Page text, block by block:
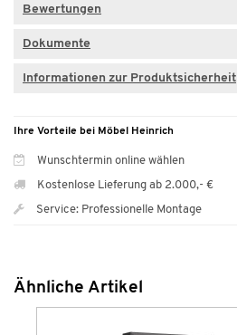
Bewertungen
Dokumente
Informationen zur Produktsicherheit
Ihre Vorteile bei Möbel Heinrich
Wunschtermin online wählen
Kostenlose Lieferung ab 2.000,- €
Service: Professionelle Montage
Ähnliche Artikel